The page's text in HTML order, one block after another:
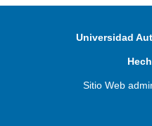
Universidad
Sitio Web